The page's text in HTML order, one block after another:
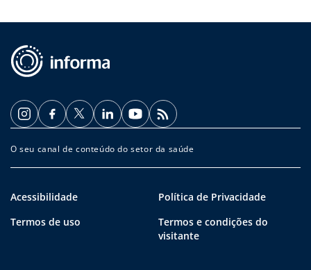
O seu canal de conteúdo do setor da saúde
Acessibilidade
Política de Privacidade
Termos de uso
Termos e condições do
visitante